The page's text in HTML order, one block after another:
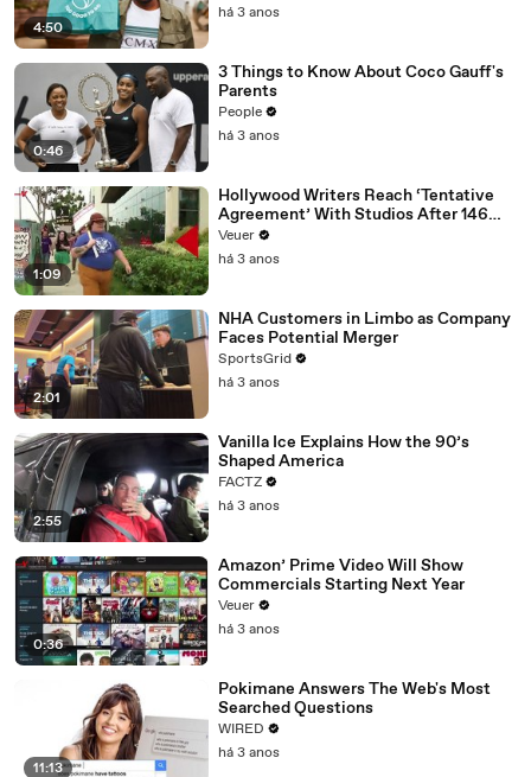
4:50
há 3 anos
0:46
3 Things to Know About Coco Gauff's
Parents
People
há 3 anos
1:09
Hollywood Writers Reach ‘Tentative
Agreement’ With Studios After 146
Day Strike
Veuer
há 3 anos
2:01
NHA Customers in Limbo as Company
Faces Potential Merger
SportsGrid
há 3 anos
2:55
Vanilla Ice Explains How the 90’s
Shaped America
FACTZ
há 3 anos
0:36
Amazon’ Prime Video Will Show
Commercials Starting Next Year
Veuer
há 3 anos
11:13
Pokimane Answers The Web's Most
Searched Questions
WIRED
há 3 anos